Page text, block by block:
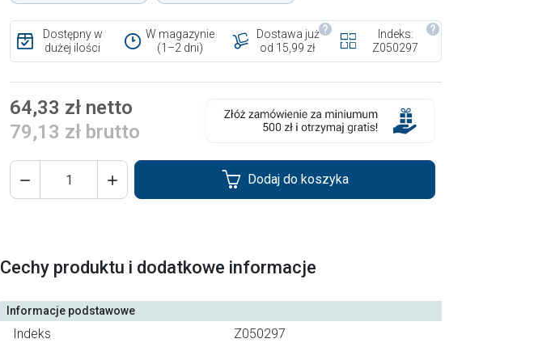
Dostępny w
dużej ilości
W magazynie
(1–2 dni)
Dostawa już
od 15,99 zł
Indeks:
Z050297
64,33 zł netto
79,13 zł brutto
  Dodaj do koszyka
Cechy produktu i dodatkowe informacje
Informacje podstawowe
Indeks
Z050297